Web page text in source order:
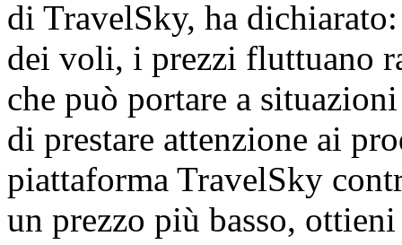
di TravelSky, ha
dei voli, i prezzi fluttuano
che può portare a
di prestare attenzione ai
piattaforma TravelSky
un prezzo più basso,